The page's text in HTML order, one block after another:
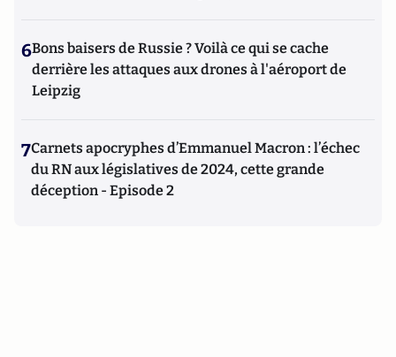
6Bons baisers de Russie ? Voilà ce qui se cache
derrière les attaques aux drones à l'aéroport de
Leipzig
7Carnets apocryphes d’Emmanuel Macron : l’échec
du RN aux législatives de 2024, cette grande
déception - Episode 2